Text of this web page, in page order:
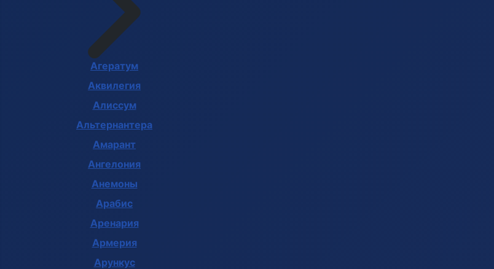
Агератум
Аквилегия
Алиссум
Альтернантера
Амарант
Ангелония
Анемоны
Арабис
Аренария
Армерия
Арункус